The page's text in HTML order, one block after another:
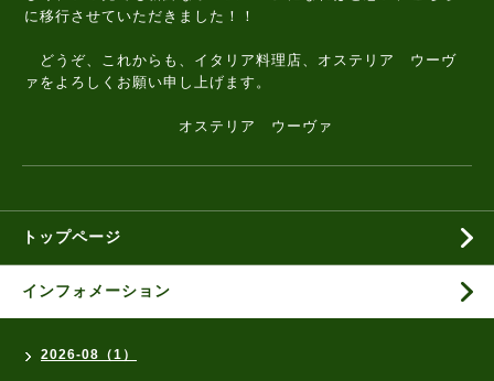
に移行させていただきました！！
どうぞ、これからも、イタリア料理店、オステリア ウーヴ
ァをよろしくお願い申し上げます。
オステリア ウーヴァ
トップページ
インフォメーション
2026-08（1）